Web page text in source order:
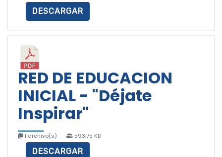
DESCARGAR
RED DE EDUCACION
INICIAL - "Déjate
Inspirar"
1 archivo(s) 593.75 KB
DESCARGAR